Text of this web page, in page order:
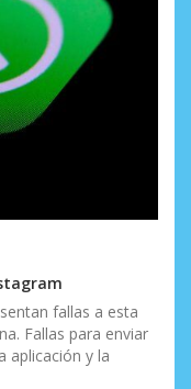
fallas a esta
Fallas para enviar
aplicación y la